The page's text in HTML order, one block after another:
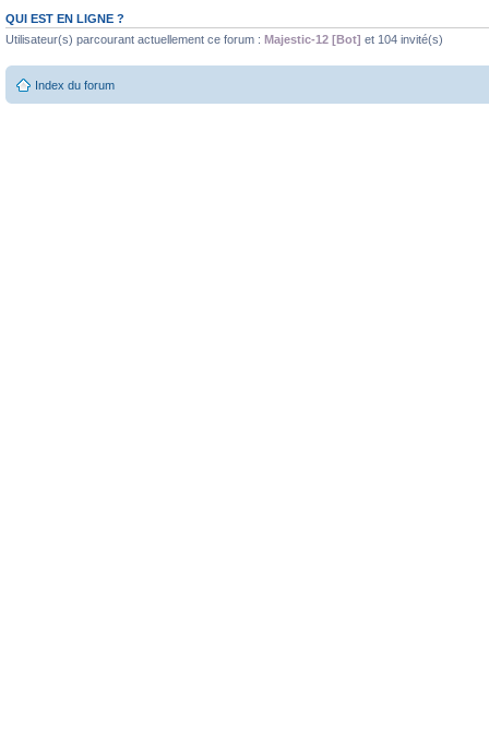
QUI EST EN LIGNE ?
Utilisateur(s) parcourant actuellement ce forum : Majestic-12 [Bot] et 104 invité(s)
Index du forum